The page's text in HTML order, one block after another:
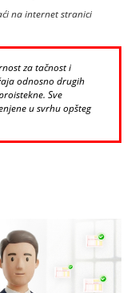
na internet stranici
za tačnost i
odnosno drugih
Sve
u svrhu opšteg